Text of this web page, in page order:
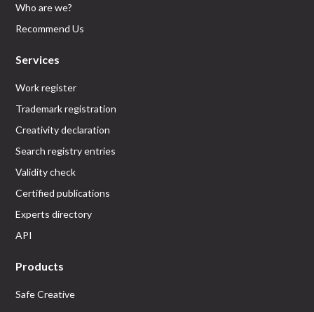
Who are we?
Recommend Us
Services
Work register
Trademark registration
Creativity declaration
Search registry entries
Validity check
Certified publications
Experts directory
API
Products
Safe Creative